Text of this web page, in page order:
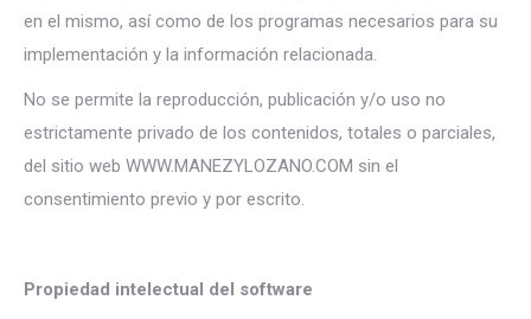
en el mismo, así como de los programas necesarios para su
implementación y la información relacionada.
No se permite la reproducción, publicación y/o uso no
estrictamente privado de los contenidos, totales o parciales,
del sitio web WWW.MANEZYLOZANO.COM sin el
consentimiento previo y por escrito.
Propiedad intelectual del software